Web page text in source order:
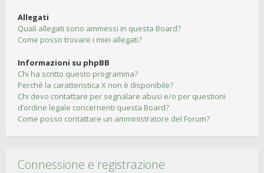
Allegati
Quali allegati sono ammessi in questa Board?
Come posso trovare i miei allegati?
Informazioni su phpBB
Chi ha scritto questo programma?
Perché la caratteristica X non è disponibile?
Chi devo contattare per segnalare abusi e/o per questioni
d’ordine legale concernenti questa Board?
Come posso contattare un amministratore del Forum?
Connessione e registrazione